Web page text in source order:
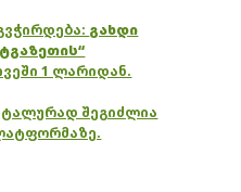
გახდი
1 ლარიდან.
შეგიძლია